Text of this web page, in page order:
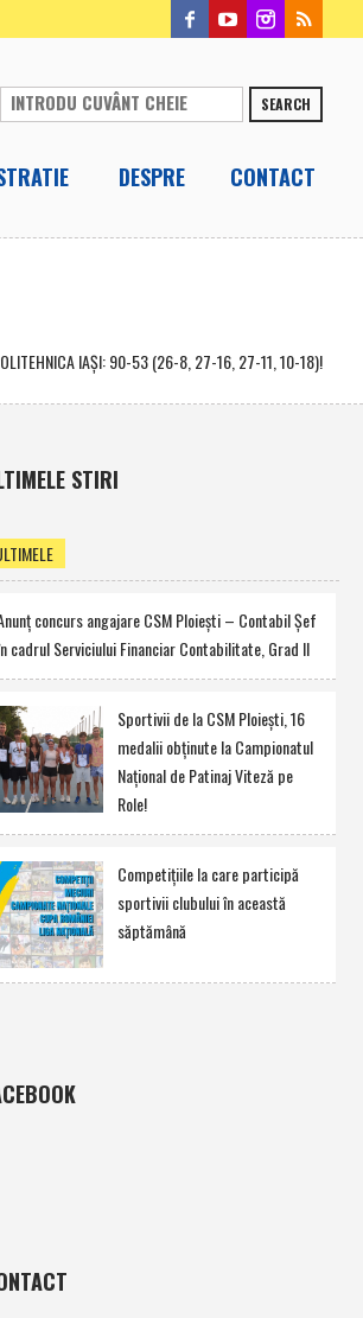
SEARCH
DESPRE CONTACT
IAŞI: 90-53 (26-8, 27-16, 27-11, 10-18)!
STIRI
concurs angajare CSM Ploieşti – Contabil Şef
cadrul Serviciului Financiar Contabilitate, Grad II
Sportivii de la CSM Ploieşti, 16
medalii obţinute la Campionatul
Naţional de Patinaj Viteză pe
Role!
Competiţiile la care participă
sportivii clubului în această
săptămână